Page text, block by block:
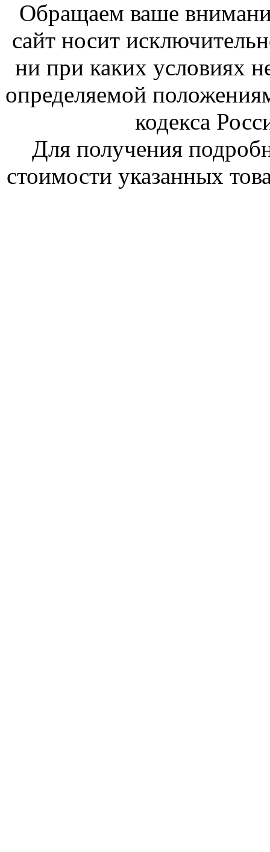
Обращаем ваше
сайт носит
ни при каких условиях
определяемой
кодекса
Для получения
стоимости указанных